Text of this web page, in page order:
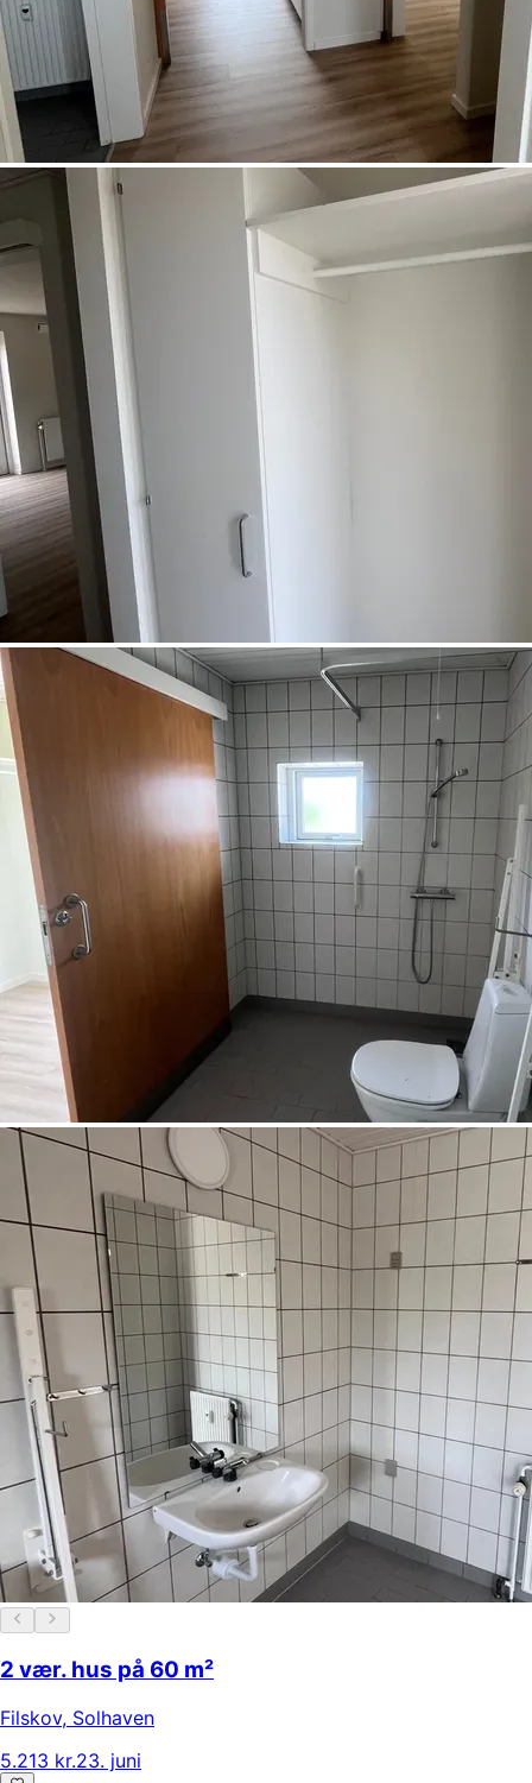
2 vær. hus på 60 m²
Filskov, Solhaven
5.213 kr.23. juni